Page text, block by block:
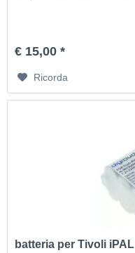
€ 15,00 *
Ricorda
batteria per Tivoli iPAL